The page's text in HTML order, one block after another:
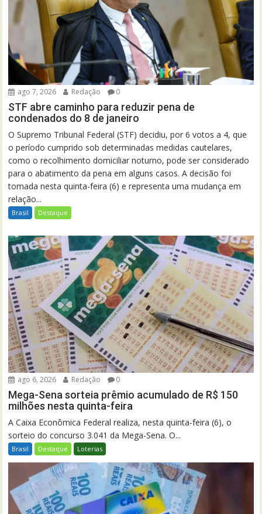
ago 7, 2026 Redação 0
STF abre caminho para reduzir pena de
condenados do 8 de janeiro
O Supremo Tribunal Federal (STF) decidiu, por 6 votos a 4, que
o período cumprido sob determinadas medidas cautelares,
como o recolhimento domiciliar noturno, pode ser considerado
para o abatimento da pena em alguns casos. A decisão foi
tomada nesta quinta-feira (6) e representa uma mudança em
relação...
Brasil Destaque
ago 6, 2026 Redação 0
Mega-Sena sorteia prêmio acumulado de R$ 150
milhões nesta quinta-feira
A Caixa Econômica Federal realiza, nesta quinta-feira (6), o
sorteio do concurso 3.041 da Mega-Sena. O...
Brasil Destaque Loterias